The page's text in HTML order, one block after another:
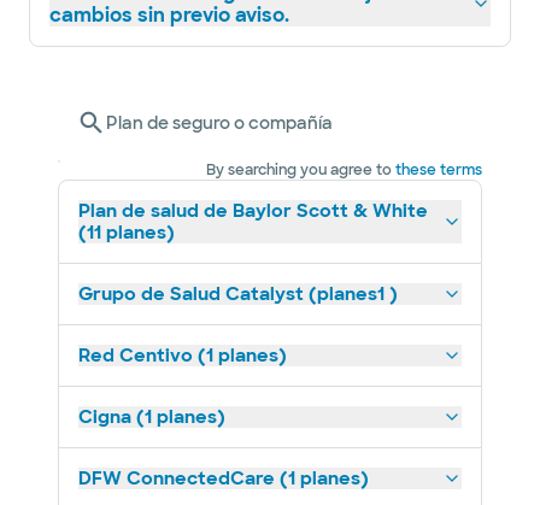
cambios sin previo aviso.
Plan de seguro o compañía
By searching you agree tothese terms
Plan de salud de Baylor Scott & White
(11 planes)
Grupo de Salud Catalyst (planes1 )
Red Centivo (1 planes)
Cigna (1 planes)
DFW ConnectedCare (1 planes)